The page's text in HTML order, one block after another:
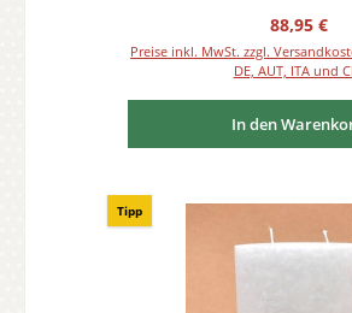
Regulärer
88,95 €
Preise inkl. MwSt. zzgl.
DE, AUT, ITA und
In den
Tipp